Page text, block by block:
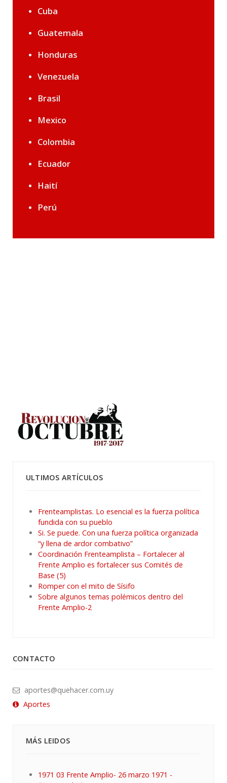
Cuba
Guatemala
Honduras
Venezuela
Brasil
Mexico
Colombia
Ecuador
Haití
Perú
ULTIMOS ARTÍCULOS
Frenteamplistas. Lo esencial es la fuerza política
fundida con su pueblo
Si. Se puede. Con una fuerza política organizada
“y llena de ardor combativo”
Coordinación Frenteamplista – Fortalecer al
Frente Amplio es fortalecer sus Comités de
Base (5)
Romper con el mito de Sísifo
Sobre algunos temas polémicos dentro del
Frente Amplio-2
CONTACTO
aportes@quehacer.com.uy
Aportes
MÁS LEIDOS
1971 03 Frente Amplio- 26 marzo 1971 -